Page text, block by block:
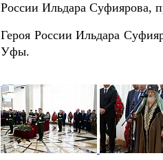
России Ильдара Суфиярова,
Героя России Ильдара
Уфы.